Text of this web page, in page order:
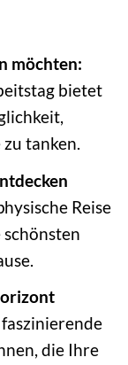
möchten:
bietet
tanken.
Reise
die Ihre